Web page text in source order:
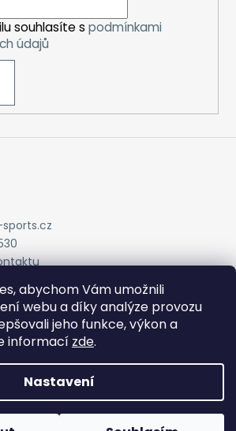
abychom Vám umožnili
webu a díky analýze provozu
jeho funkce, výkon a
informací zde.
Nastavení
souhlasíte s podmínkami
údajů
babos-sports. Všechna práva